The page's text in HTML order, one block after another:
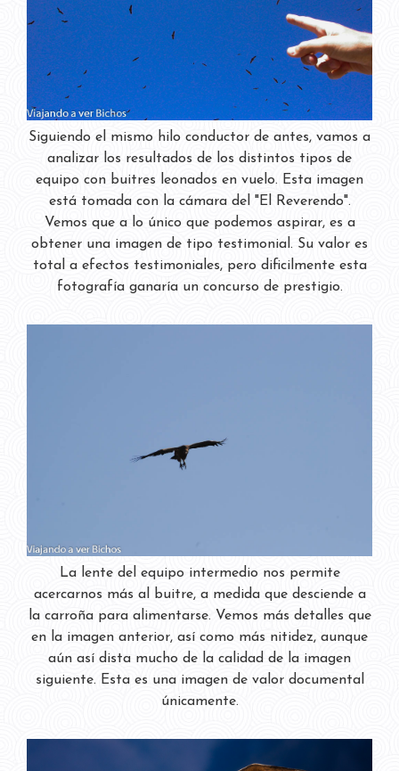
Siguiendo el mismo hilo conductor de antes, vamos a
analizar los resultados de los distintos tipos de
equipo con buitres leonados en vuelo. Esta imagen
está tomada con la cámara del "El Reverendo".
Vemos que a lo único que podemos aspirar, es a
obtener una imagen de tipo testimonial. Su valor es
total a efectos testimoniales, pero dificilmente esta
fotografía ganaría un concurso de prestigio.
La lente del equipo intermedio nos permite
acercarnos más al buitre, a medida que desciende a
la carroña para alimentarse. Vemos más detalles que
en la imagen anterior, así como más nitidez, aunque
aún así dista mucho de la calidad de la imagen
siguiente. Esta es una imagen de valor documental
únicamente.